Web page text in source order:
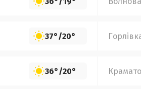
37°/20°
36°/20°